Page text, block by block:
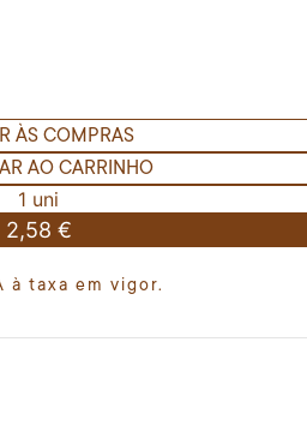
ÀS COMPRAS
AO CARRINHO
1 uni
2,58 €
à taxa em vigor.